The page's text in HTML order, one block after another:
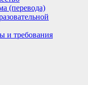
(перевода)
и требования